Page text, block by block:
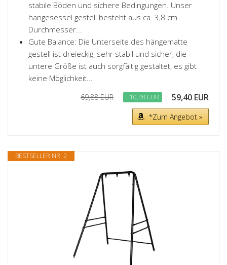
stabile Böden und sichere Bedingungen. Unser
hängesessel gestell besteht aus ca. 3,8 cm
Durchmesser...
Gute Balance: Die Unterseite des hängematte
gestell ist dreieckig, sehr stabil und sicher, die
untere Größe ist auch sorgfältig gestaltet, es gibt
keine Möglichkeit...
69,88 EUR −10,48 EUR 59,40 EUR
*Zum Angebot »
BESTSELLER NR. 2